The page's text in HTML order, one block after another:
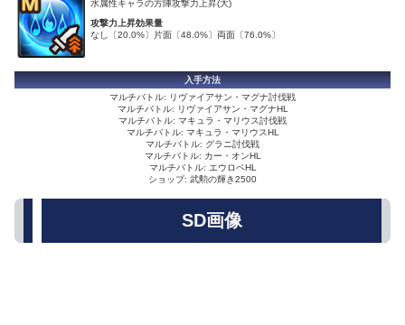
水属性キャラの方陣攻撃力上昇(大)
攻撃力上昇効果量
なし〔20.0%〕片面〔48.0%〕両面〔76.0%〕
入手方法
マルチバトル: リヴァイアサン・マグナ討伐戦
マルチバトル: リヴァイアサン・マグナHL
マルチバトル: マキュラ・マリウス討伐戦
マルチバトル: マキュラ・マリウスHL
マルチバトル: グラニ討伐戦
マルチバトル: カー・オンHL
マルチバトル: エウロペHL
ショップ: 武勲の輝き2500
SD画像